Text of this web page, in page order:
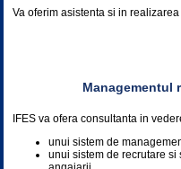
Va oferim asistenta si in
Managementul
IFES va ofera consultanta in
unui sistem de
unui sistem de recrutare